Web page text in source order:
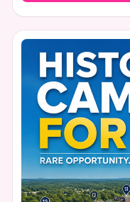
ma túy hoặc rượu
rõ ràng hơn về